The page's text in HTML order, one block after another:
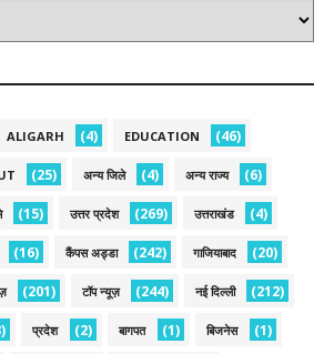
ALIGARH (4) EDUCATION (46)
(25) अन्य जिले (4) अन्य राज्य (6)
(15) उत्तर प्रदेश (269) उत्तराखंड (4)
(16) कैंपस अड्डा (242) गाजियाबाद (20)
(201) टॉप न्यूज़ (244) नई द‍िल्ली (212)
प्रदेश (2) बागपत (1) बिजनेस (1)